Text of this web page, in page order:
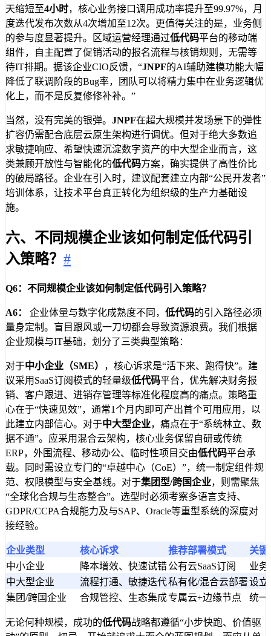
天缩短至4小时，核心业务接口调用成功率提升至99.97%，月
度迭代发布次数从4次增加至12次。更值得关注的是，业务侧
的参与度显著提升。区域运营经理通过低代码平台的移动端
组件，自主配置了促销活动的报名流程与核销规则，无需等
待IT排期。据该企业CIO反馈，“JNPF的AI辅助建模功能大幅
降低了联调阶段的Bug率，团队可以将精力集中在业务逻辑优
化上，而不是反复修修补补。”
当然，没有完美的银弹。 JNPF在超大规模并发场景下的弹性
扩容仍需配合底层云原生架构进行调优。但对于绝大多数追
求敏捷响应、希望快速沉淀数字资产的中大型企业而言，这
类兼顾开放性与智能化的低代码方案，确实提供了高性价比
的破局路径。企业在引入时，建议配套建立内部“公民开发者”
培训体系，让技术平台真正转化为组织级的生产力基础设
施。
六、不同规模企业该如何制定低代码引
入策略？ #
Q6：不同规模企业该如何制定低代码引入策略？
A6： 企业体量与数字化成熟度不同， 低代码的引入路径必须
量身定制。盲目跟风或一刀切都会导致资源浪费。我们根据
企业规模与IT基础，划分了三类典型策略：
对于中小企业（SME）
，核心诉求是“活下来、跑得快”。建
议采用SaaS订阅模式的轻量级低代码平台，优先解决财务报
销、客户跟进、进销存管理等标准化程度高的痛点。策略重
心在于“快速见效”，通常1个月内即可产出首个可用应用，以
此建立内部信心。对于中大型企业，痛点在于“系统林立、数
据不通”。应采用混合云架构，核心业务保留自研或传统
ERP，外围流程、移动办公、临时性项目交由低代码平台承
载。同时需设立专门的“卓越中心（CoE）”，统一制定组件规
范、权限模型与安全基线。对于集团型/跨国企业，则需聚焦
“全球化合规与生态整合”。选型时必须考察多语言支持、
GDPR/CCPA合规能力及与SAP、Oracle等重型系统的深度对
接经验。
企业类型 核心诉求 推荐部署模式
关键
中小企业
降本增效、快速试错公有云SaaS订阅
业务
中大型企业
流程打通、敏捷迭代私有化/混合云部署设立
集团/跨国企业
合规管控、生态集成专属云+边缘节点 统一
无论何种规模，成功的低代码战略都遵循“小步快跑、价值驱